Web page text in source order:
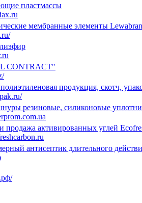
пластмассы
мембранные элементы
CONTRACT"
продукция, скотч,
резиновые, силиконовые
продажа активированных углей
антисептик длительного